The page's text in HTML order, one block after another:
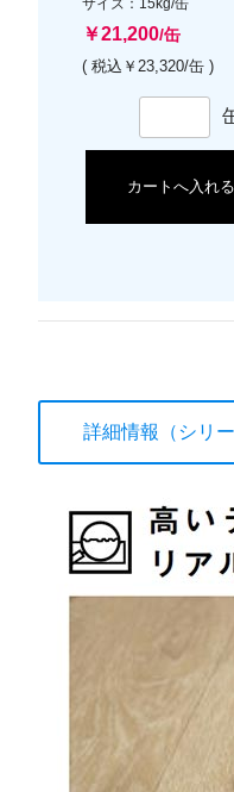
￥21,200/缶
( 税込￥23,320/缶 )
カートへ入れる
詳細情報（シリ